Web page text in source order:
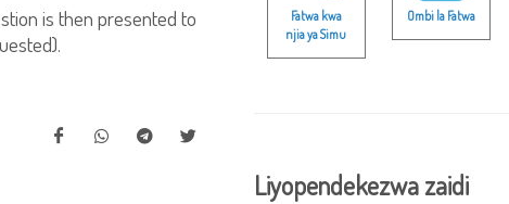
is then presented to
Fatwa kwa
njia ya Simu
Ombi la Fatwa
Liyopendekezwa zaidi